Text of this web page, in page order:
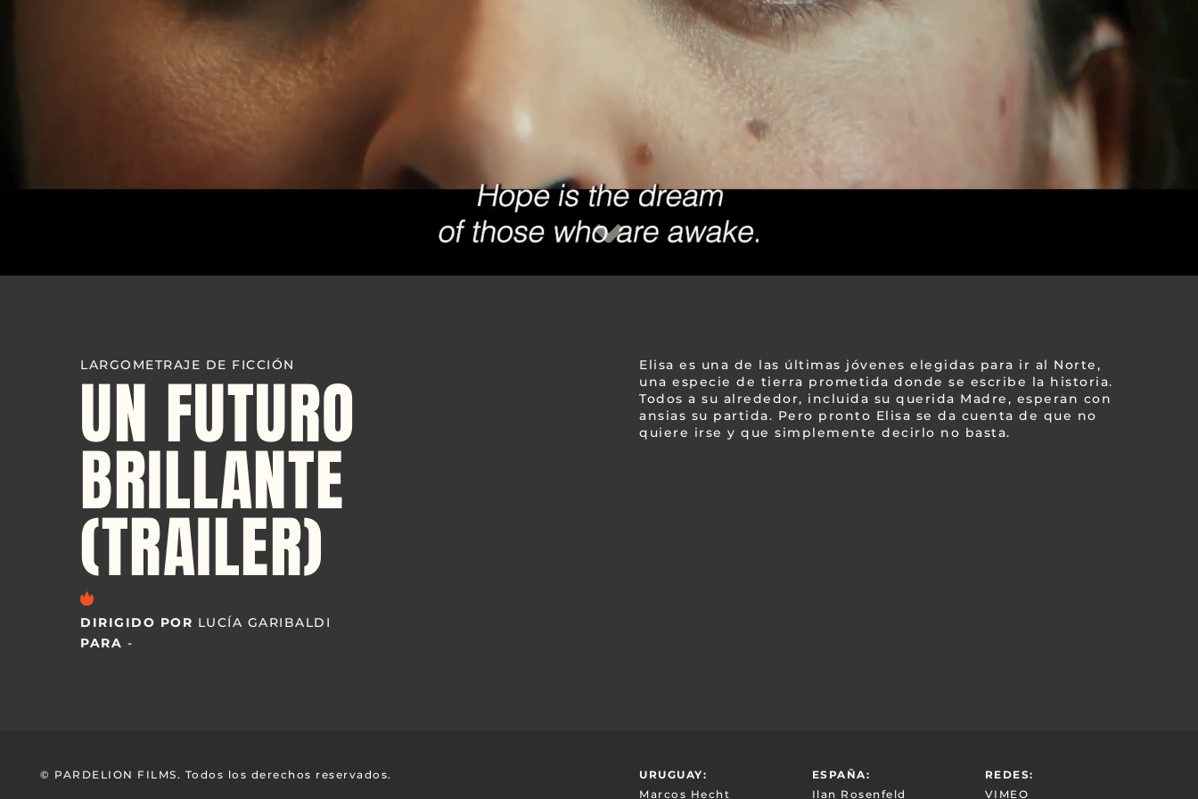
⌄
LARGOMETRAJE DE FICCIÓN
UN FUTURO
BRILLANTE
(TRAILER)
DIRIGIDO POR LUCÍA GARIBALDI
PARA -
Elisa es una de las últimas jóvenes elegidas para ir al Norte,
una especie de tierra prometida donde se escribe la historia.
Todos a su alrededor, incluida su querida Madre, esperan con
ansias su partida. Pero pronto Elisa se da cuenta de que no
quiere irse y que simplemente decirlo no basta.
URUGUAY:
Marcos Hecht
ESPAÑA:
Ilan Rosenfeld
REDES:
VIMEO
© PARDELION FILMS. Todos los derechos reservados.